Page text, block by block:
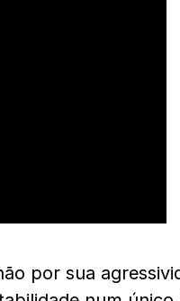
por sua